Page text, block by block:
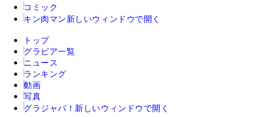
コミック
キン肉マン 新しいウィンドウで開く
トップ
グラビア一覧
ニュース
ランキング
動画
写真
グラジャパ！ 新しいウィンドウで開く